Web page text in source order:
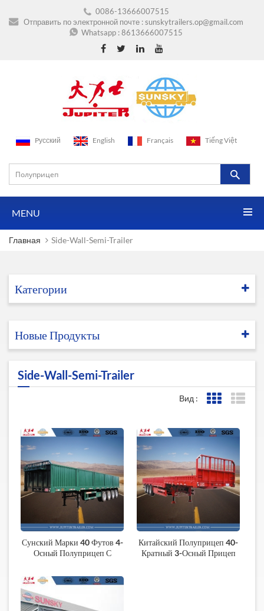
0086-13666007515
Отправить по электронной почте :sunskytrailers.op@gmail.com
Whatsapp :8613666007515
Pусский English Français Tiếng Việt
MENU
Главная Side-Wall-Semi-Trailer
Категории
Новые Продукты
Side-Wall-Semi-Trailer
Вид :
Сунский Марки 40 Футов 4-
Осный Полуприцеп С
Китайский Полуприцеп 40-
Кратный 3-Осный Прицеп